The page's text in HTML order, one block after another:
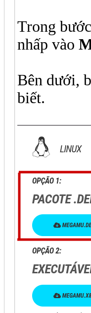
Trong
nhấp vào
Bên dưới,
biết.